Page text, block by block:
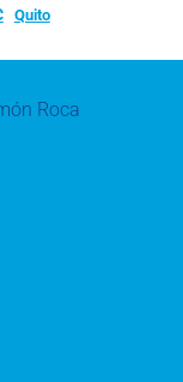
Quito
Roca